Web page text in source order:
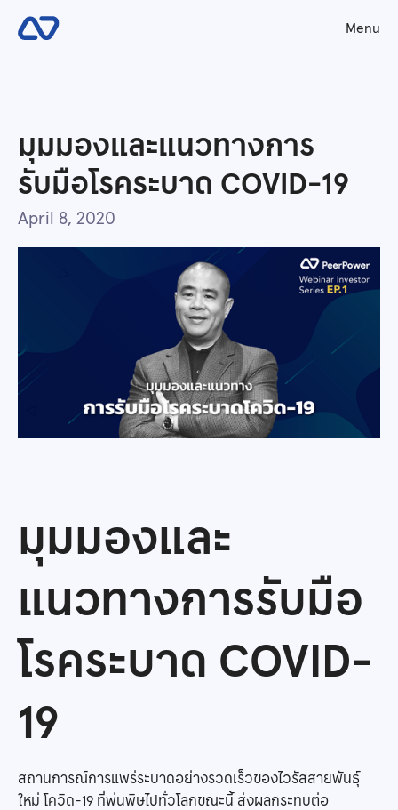
Menu
มุมมองและแนวทางการ
รับมือโรคระบาด COVID-19
April 8, 2020
มุมมองและ
แนวทางการรับมือ
โรคระบาด COVID-
19
สถานการณ์การแพร่ระบาดอย่างรวดเร็วของไวรัสสายพันธุ์
ใหม่ โควิด-19 ที่พ่นพิษไปทั่วโลกขณะนี้ ส่งผลกระทบต่อ